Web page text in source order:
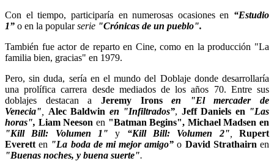
Con el tiempo, participaría en numerosas ocasiones en “Estudio
1” o en la popularserie "Crónicas de un pueblo".
También fue actor de reparto en Cine, como en la producción "La
familia bien, gracias" en 1979.
Pero, sin duda, sería en el mundo del Doblaje donde desarrollaría
una prolífica carrera desde mediados de los años 70. Entre sus
doblajes destacan a Jeremy Irons en "El mercader de
Venecia" Alec Baldwin en "Infiltrados”, Jeff Daniels en "Las
horas", Liam Neeson en "Batman Begins", Michael Madsen en
"Kill Bill: Volumen 1"
y “Kill Bill: Volumen 2"
Rupert
Everett en "La boda de mi mejor amigo” o David Strathairn en
"Buenas noches, y buena suerte".